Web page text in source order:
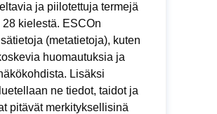
ja piilotettuja termejä
kielestä. ESCOn
(metatietoja), kuten
huomautuksia ja
Lisäksi
ne tiedot, taidot ja
pitävät merkityksellisinä